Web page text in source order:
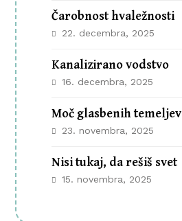
Čarobnost hvaležnosti
22. decembra, 2025
Kanalizirano vodstvo
16. decembra, 2025
Moč glasbenih temeljev
23. novembra, 2025
Nisi tukaj, da rešiš svet
15. novembra, 2025